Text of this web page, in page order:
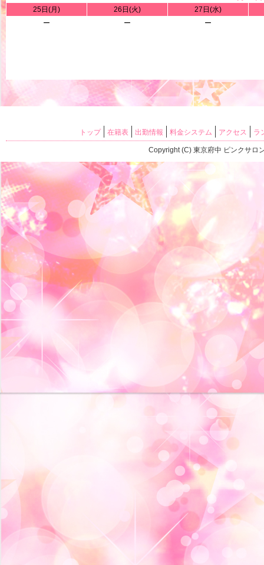
トップ 在籍表 出勤情報 料金システム アクセス ラ
Copyright (C) 東京府中 ピンクサロ